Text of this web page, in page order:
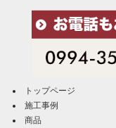
トップページ
施工事例
商品